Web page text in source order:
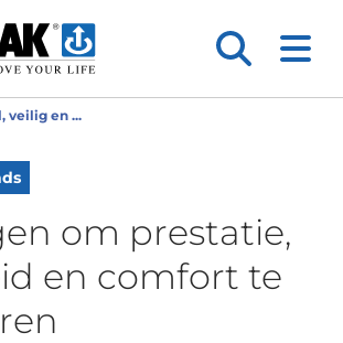
veilig en ...
om prestatie,
en comfort te